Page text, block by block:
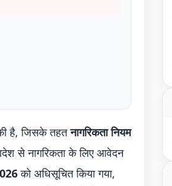
की है, जिसके तहतनागरिकता नियम
से नागरिकता के लिए आवेदन
को अधिसूचित किया गया,